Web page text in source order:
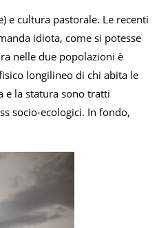
e cultura pastorale. Le recenti
idiota, come si potesse
nelle due popolazioni è
longilineo di chi abita le
e la statura sono tratti
socio-ecologici. In fondo,